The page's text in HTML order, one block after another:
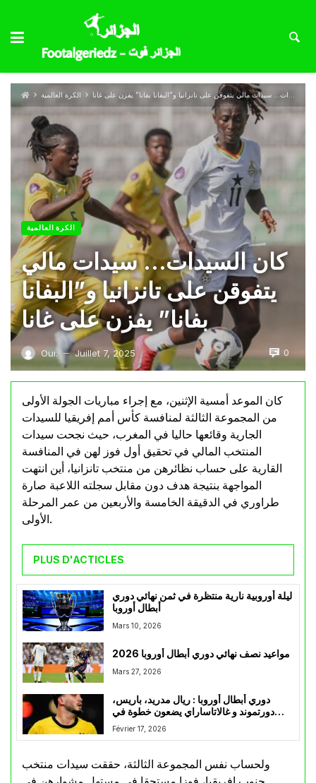
الكرة العالمية كان السيدات… سيدات مالي يتفوقن على تانزانيا و”البفانا بفانا” يفزن على غانا
الكرة العالمية
كان السيدات… سيدات مالي
يتفوقن على تانزانيا و”البفانا
بفانا” يفزن على غانا
Oui. — Juillet 7, 2025 0
كان الموعد أمسية الإثنين، مع إجراء مباريات الجولة الأولى
من المجموعة الثالثة لمنافسة كأس أمم إفريقيا للسيدات
الجارية وقائعها حاليا في المغرب، حيث نجحت سيدات
المنتخب المالي في تحقيق أول فوز لهن في المنافسة
القارية على حساب نظائرهن من منتخب تانزانيا، أين انتهت
المواجهة بنتيجة هدف دون مقابل سجلته اللاعبة صارة
طراوري في الدقيقة الخامسة والأربعين من عمر المرحلة
الأولى.
PLUS D'ACTICLES
ليلة أوروبية نارية منتظرة في ثمن نهائي دوري
أبطال أوروبا
Mars 10, 2026
مواعيد نصف نهائي دوري أبطال أوروبا 2026
Mars 27, 2026
دوري أبطال أوروبا : ريال مدريد، باريس،
دورتموند و غالاتاساراي يضعون خطوة في
الثمن النهائي
Février 17, 2026
ولحساب نفس المجموعة الثالثة، حققت سيدات منتخب